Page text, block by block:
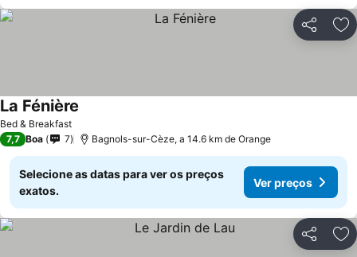
Partilhar
Bed & Breakfast
La Fénière
7,7 Boa 7 Bagnols-sur-Cèze, a 14.6 km de Orange
Selecione as datas para ver os preços
exatos.
Ver preços
Partilhar